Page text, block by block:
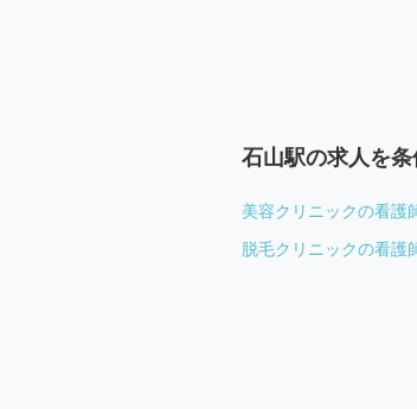
石山駅の求人を
美容クリニックの看護
脱毛クリニックの看護